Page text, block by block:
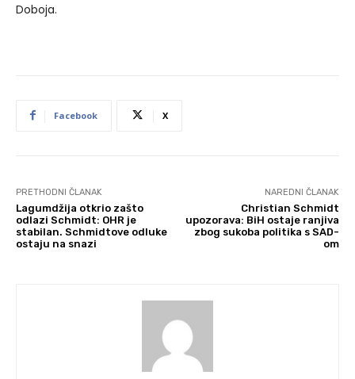
Doboja.
Facebook X
PRETHODNI ČLANAK
Lagumdžija otkrio zašto
odlazi Schmidt: OHR je
stabilan. Schmidtove odluke
ostaju na snazi
NAREDNI ČLANAK
Christian Schmidt
upozorava: BiH ostaje ranjiva
zbog sukoba politika s SAD-
om